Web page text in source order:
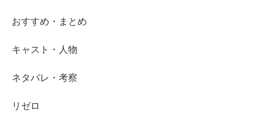
おすすめ・まとめ
キャスト・人物
ネタバレ・考察
リゼロ